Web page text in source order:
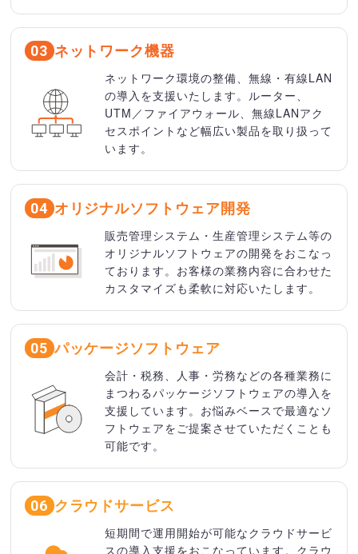
03 ネットワーク機器
ネットワーク環境の整備、無線・有線LAN
の導入を支援いたします。ルーター、
UTM／ファイアウォール、無線LANアク
セスポイントなど幅広い製品を取り扱って
います。
04 オリジナルソフトウェア開発
販売管理システム・生産管理システム等の
オリジナルソフトウェアの開発をおこなっ
ております。お客様の業務内容に合わせた
カスタマイズも柔軟に対応いたします。
05 パッケージソフトウェア
会計・税務、人事・労務などの各種業務に
まつわるパッケージソフトウェアの導入を
支援しています。お悩みベースで最適なソ
フトウェアをご提案させていただくことも
可能です。
06 クラウドサービス
短期間で運用開始が可能なクラウドサービ
スの導入支援をおこなっています。クラウ